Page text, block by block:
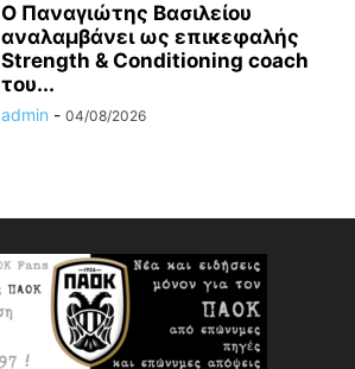
Ο Παναγιώτης Βασιλείου
αναλαμβάνει ως επικεφαλής
Strength & Conditioning coach
του...
admin - 04/08/2026